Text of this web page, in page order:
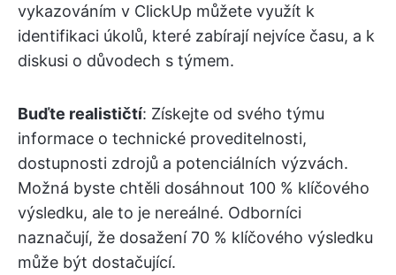
vykazováním v ClickUp můžete využít k
identifikaci úkolů, které zabírají nejvíce času, a k
diskusi o důvodech s týmem.
Buďte realističtí: Získejte od svého týmu
informace o technické proveditelnosti,
dostupnosti zdrojů a potenciálních výzvách.
Možná byste chtěli dosáhnout 100 % klíčového
výsledku, ale to je nereálné. Odborníci
naznačují, že dosažení 70 % klíčového výsledku
může být dostačující.